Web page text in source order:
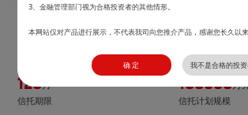
2026.07.27单位净值 起投金额
120月
信托期限
100000万
信托计划规模
3、金融管理部门视为合格投资者的其他情形。
本网站仅对产品进行展示，不代表我司向您推介产品，感谢您长久以
确 定 我不是合格的投